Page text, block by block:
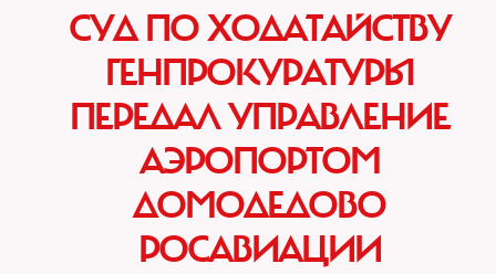
СУД ПО ХОДАТАЙСТВУ
ГЕНПРОКУРАТУРЫ
ПЕРЕДАЛ УПРАВЛЕНИЕ
АЭРОПОРТОМ
ДОМОДЕДОВО
РОСАВИАЦИИ